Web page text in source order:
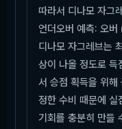
따라서 디나모 자그
언더오버 예측: 오
디나모 자그레브는
상이 나올 정도로 득
서 승점 획득을 위해
정한 수비 때문에 실
기회를 충분히 만들